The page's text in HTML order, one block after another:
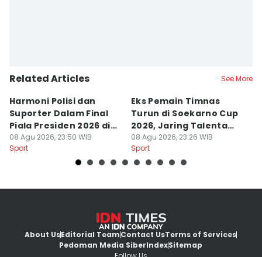
Related Articles See More
Harmoni Polisi dan
Suporter Dalam Final
Piala Presiden 2026 di
Bogor
08 Agu 2026, 23:50 WIB
Sport
Eks Pemain Timnas
Turun di Soekarno Cup
2026, Jaring Talenta
Muda
08 Agu 2026, 23:26 WIB
Sport
About UsEditorial TeamContact UsTerms of Services
Pedoman Media SiberIndexSitemap